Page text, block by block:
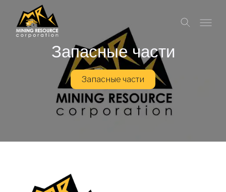
Запасные части
Запасные части